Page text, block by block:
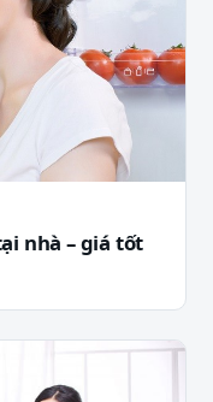
nhà – giá tốt